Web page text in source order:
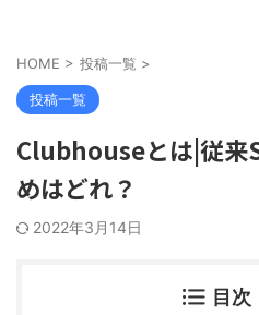
HOME > 投稿一覧 >
投稿一覧
Clubhouseとは|従来
めはどれ？
2022年3月14日
目次